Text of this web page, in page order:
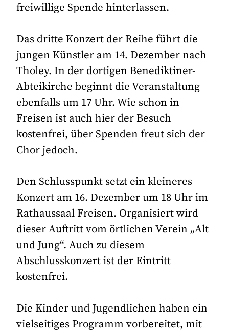
freiwillige Spende hinterlassen.
Das dritte Konzert der Reihe führt die
jungen Künstler am 14. Dezember nach
Tholey. In der dortigen Benediktiner-
Abteikirche beginnt die Veranstaltung
ebenfalls um 17 Uhr. Wie schon in
Freisen ist auch hier der Besuch
kostenfrei, über Spenden freut sich der
Chor jedoch.
Den Schlusspunkt setzt ein kleineres
Konzert am 16. Dezember um 18 Uhr im
Rathaussaal Freisen. Organisiert wird
dieser Auftritt vom örtlichen Verein „Alt
und Jung“. Auch zu diesem
Abschlusskonzert ist der Eintritt
kostenfrei.
Die Kinder und Jugendlichen haben ein
vielseitiges Programm vorbereitet, mit